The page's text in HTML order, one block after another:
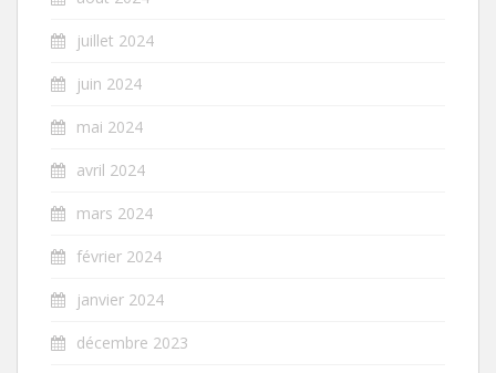
juillet 2024
juin 2024
mai 2024
avril 2024
mars 2024
février 2024
janvier 2024
décembre 2023